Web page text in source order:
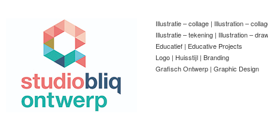
Illustratie – collage | Illustration –
Illustratie – tekening | Illustration –
Educatief | Educative Projects
Logo | Huisstijl | Branding
Grafisch Ontwerp | Graphic Design